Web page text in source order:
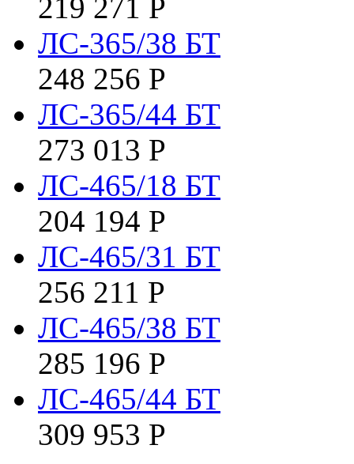
219 271 Р
ЛС-365/38 БТ
248 256 Р
ЛС-365/44 БТ
273 013 Р
ЛС-465/18 БТ
204 194 Р
ЛС-465/31 БТ
256 211 Р
ЛС-465/38 БТ
285 196 Р
ЛС-465/44 БТ
309 953 Р